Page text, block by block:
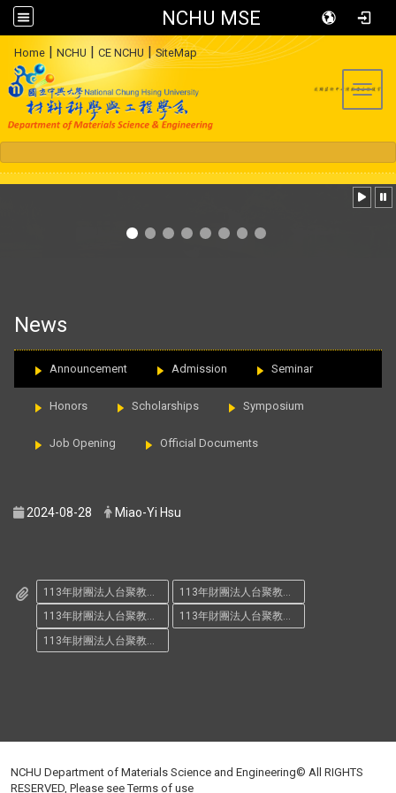
NCHU MSE
Home | NCHU | CE NCHU |SiteMap
News
Announcement Admission Seminar
Honors Scholarships Symposium
Job Opening Official Documents
2024-08-28 Miao-Yi Hsu
113年財團法人台聚教育基金會獎學金函_國立中興大學材料科學與工程學系.pdf
113年財團法人台聚教育基金會獎學金函補充說明_國立中興大學__1_.pdf
NCHU Department of Materials Science and Engineering© All RIGHTS
RESERVED, Please seeTerms of use